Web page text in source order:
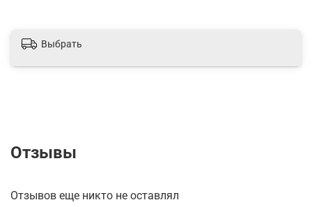
Выбрать
Отзывы
Отзывов еще никто не оставлял